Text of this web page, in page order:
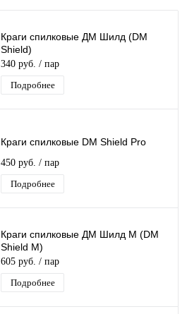
Краги спилковые ДМ Шилд (DM
Shield)
340 руб. / пар
Подробнее
Краги спилковые DM Shield Pro
450 руб. / пар
Подробнее
Краги спилковые ДМ Шилд М (DM
Shield M)
605 руб. / пар
Подробнее